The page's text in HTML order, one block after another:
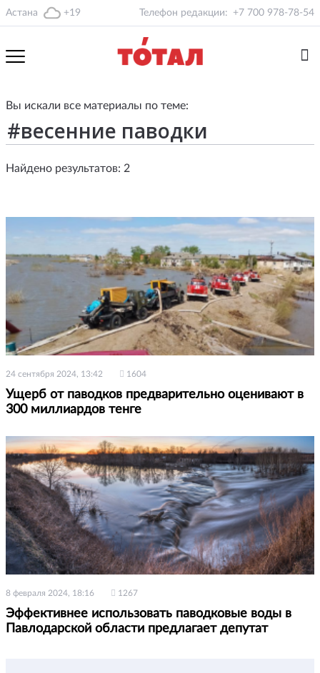
Астана +19 Телефон редакции: +7 700 978-78-54
Вы искали все материалы по теме:
Найдено результатов: 2
24 сентября 2024, 13:42 1604
Ущерб от паводков предварительно оценивают в
300 миллиардов тенге
8 февраля 2024, 18:16 1267
Эффективнее использовать паводковые воды в
Павлодарской области предлагает депутат